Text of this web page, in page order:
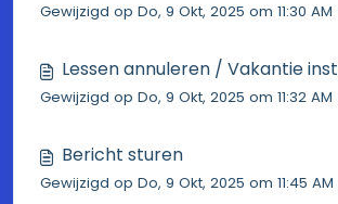
Gewijzigd op Do, 9 Okt, 2025 om 11:30 AM
Lessen annuleren / Vakantie
Gewijzigd op Do, 9 Okt, 2025 om 11:32 AM
Bericht sturen
Gewijzigd op Do, 9 Okt, 2025 om 11:45 AM